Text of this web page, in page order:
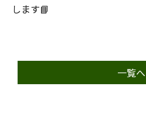
します📘
一覧へ